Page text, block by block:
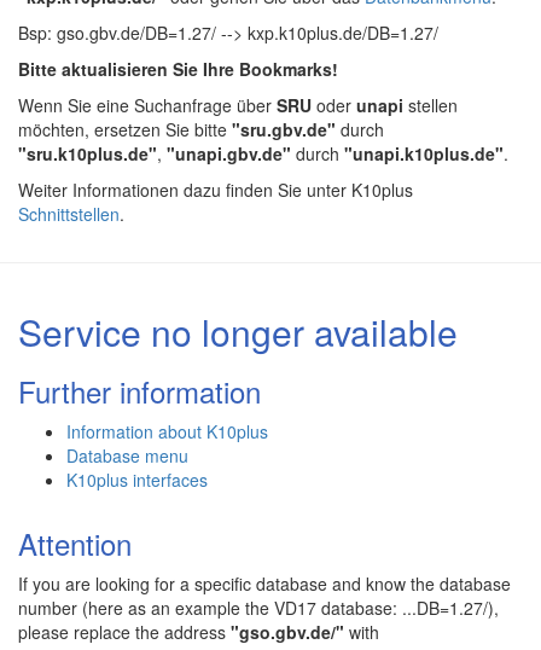
Bsp: gso.gbv.de/DB=1.27/ --> kxp.k10plus.de/DB=1.27/
Bitte aktualisieren Sie Ihre Bookmarks!
Wenn Sie eine Suchanfrage über SRU oder unapi stellen
möchten, ersetzen Sie bitte "sru.gbv.de" durch
"sru.k10plus.de", "unapi.gbv.de" durch "unapi.k10plus.de".
Weiter Informationen dazu finden Sie unter K10plus
Schnittstellen.
Service no longer available
Further information
Information about K10plus
Database menu
K10plus interfaces
Attention
If you are looking for a specific database and know the database
number (here as an example the VD17 database: ...DB=1.27/),
please replace the address "gso.gbv.de/" with